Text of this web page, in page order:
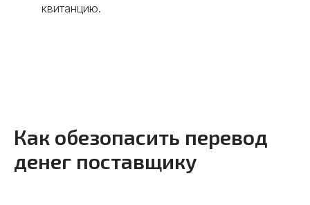
квитанцию.
Как обезопасить перевод
денег поставщику